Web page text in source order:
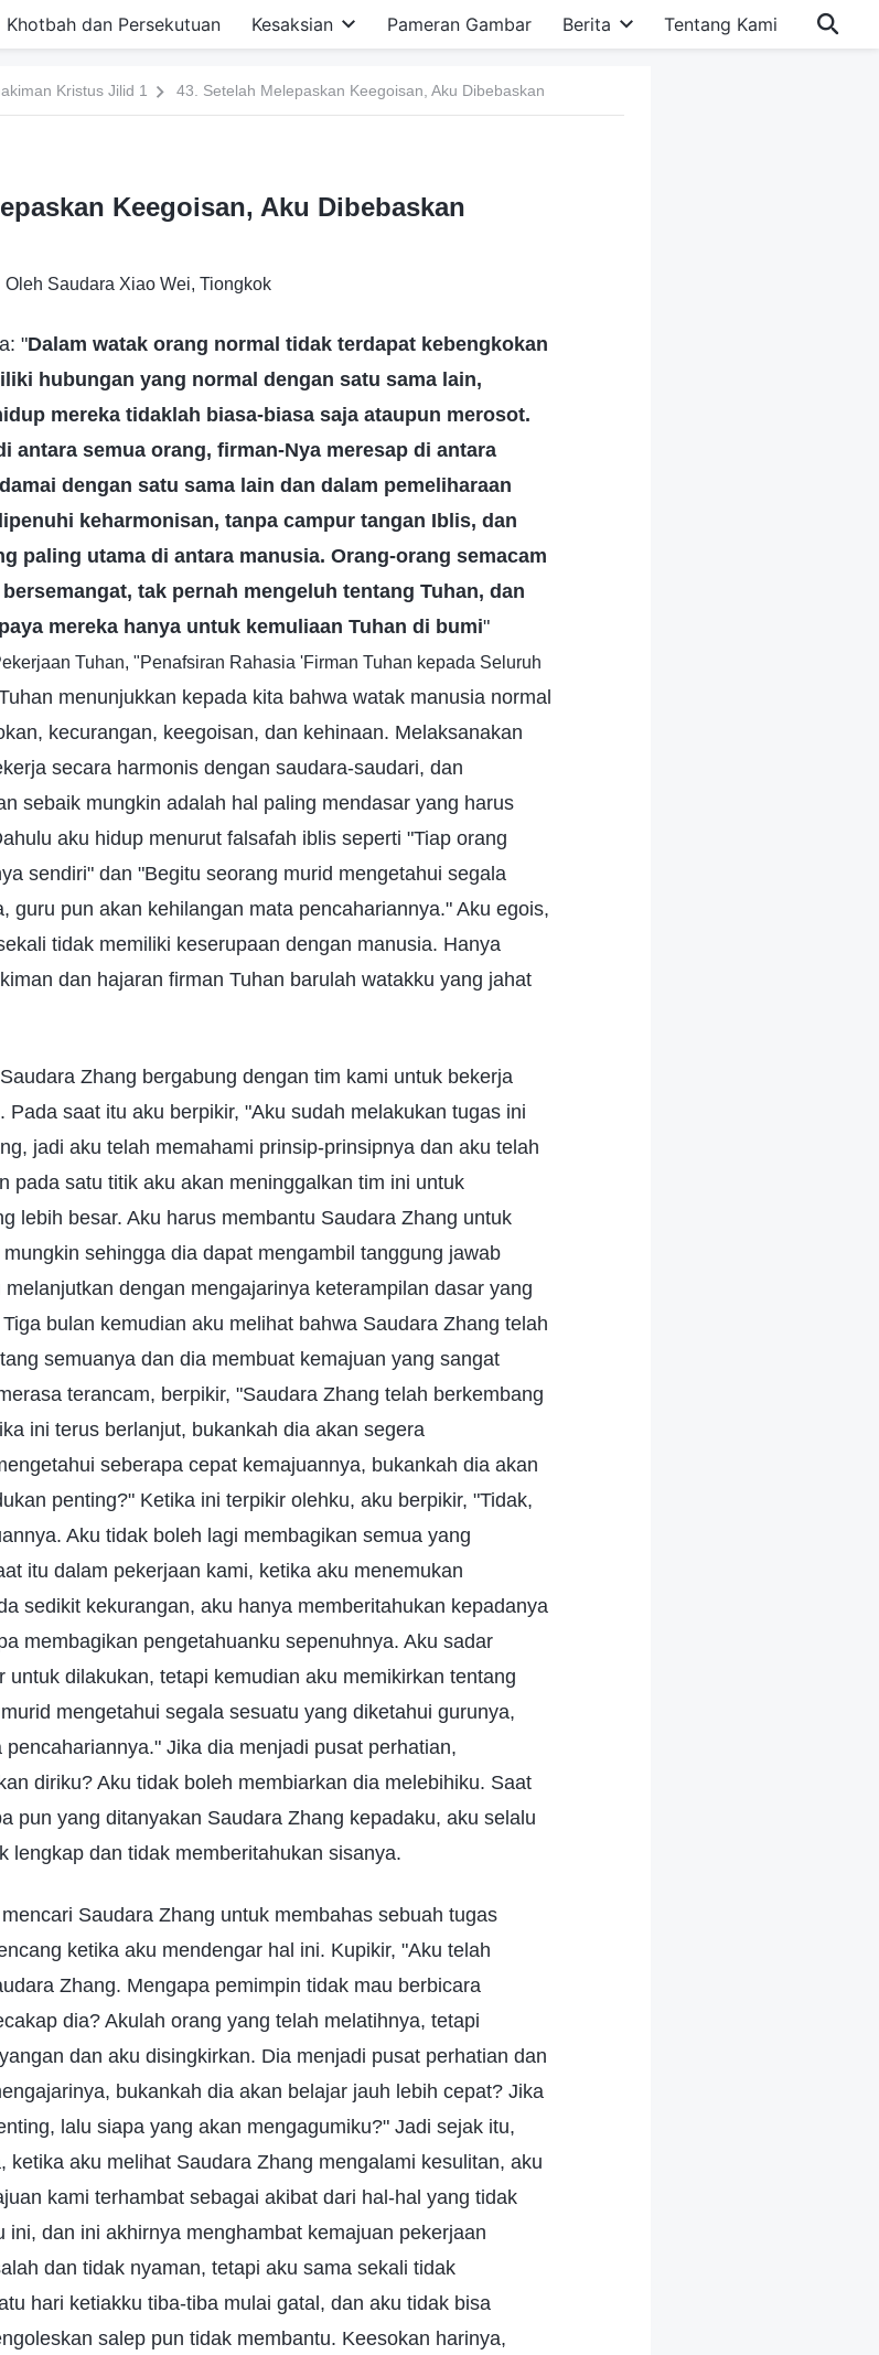
Khotbah dan Persekutuan Kesaksian Pameran Gambar Berita Tentang Kami
Kristus Jilid 1 43. Setelah Melepaskan Keegoisan, Aku Dibebaskan
Keegoisan, Aku Dibebaskan
Oleh Saudara Xiao Wei, Tiongkok
"Dalam watak orang normal tidak terdapat kebengkokan
hubungan yang normal dengan satu sama lain,
mereka tidaklah biasa-biasa saja ataupun merosot.
antara semua orang, firman-Nya meresap di antara
dengan satu sama lain dan dalam pemeliharaan
keharmonisan, tanpa campur tangan Iblis, dan
paling utama di antara manusia. Orang-orang semacam
tak pernah mengeluh tentang Tuhan, dan
mereka hanya untuk kemuliaan Tuhan di bumi"
Tuhan, "Penafsiran Rahasia 'Firman Tuhan kepada Seluruh
menunjukkan kepada kita bahwa watak manusia normal
kecurangan, keegoisan, dan kehinaan. Melaksanakan
secara harmonis dengan saudara-saudari, dan
sebaik mungkin adalah hal paling mendasar yang harus
aku hidup menurut falsafah iblis seperti "Tiap orang
sendiri" dan "Begitu seorang murid mengetahui segala
guru pun akan kehilangan mata pencahariannya." Aku egois,
tidak memiliki keserupaan dengan manusia. Hanya
dan hajaran firman Tuhan barulah watakku yang jahat
Zhang bergabung dengan tim kami untuk bekerja
saat itu aku berpikir, "Aku sudah melakukan tugas ini
jadi aku telah memahami prinsip-prinsipnya dan aku telah
pada satu titik aku akan meninggalkan tim ini untuk
lebih besar. Aku harus membantu Saudara Zhang untuk
sehingga dia dapat mengambil tanggung jawab
dengan mengajarinya keterampilan dasar yang
bulan kemudian aku melihat bahwa Saudara Zhang telah
semuanya dan dia membuat kemajuan yang sangat
terancam, berpikir, "Saudara Zhang telah berkembang
ini terus berlanjut, bukankah dia akan segera
seberapa cepat kemajuannya, bukankah dia akan
penting?" Ketika ini terpikir olehku, aku berpikir, "Tidak,
Aku tidak boleh lagi membagikan semua yang
itu dalam pekerjaan kami, ketika aku menemukan
sedikit kekurangan, aku hanya memberitahukan kepadanya
membagikan pengetahuanku sepenuhnya. Aku sadar
untuk dilakukan, tetapi kemudian aku memikirkan tentang
mengetahui segala sesuatu yang diketahui gurunya,
Jika dia menjadi pusat perhatian,
diriku? Aku tidak boleh membiarkan dia melebihiku. Saat
pun yang ditanyakan Saudara Zhang kepadaku, aku selalu
lengkap dan tidak memberitahukan sisanya.
Saudara Zhang untuk membahas sebuah tugas
ketika aku mendengar hal ini. Kupikir, "Aku telah
Zhang. Mengapa pemimpin tidak mau berbicara
dia? Akulah orang yang telah melatihnya, tetapi
dan aku disingkirkan. Dia menjadi pusat perhatian dan
bukankah dia akan belajar jauh lebih cepat? Jika
lalu siapa yang akan mengagumiku?" Jadi sejak itu,
ketika aku melihat Saudara Zhang mengalami kesulitan, aku
kami terhambat sebagai akibat dari hal-hal yang tidak
ini, dan ini akhirnya menghambat kemajuan pekerjaan
dan tidak nyaman, tetapi aku sama sekali tidak
hari ketiakku tiba-tiba mulai gatal, dan aku tidak bisa
salep pun tidak membantu. Keesokan harinya,